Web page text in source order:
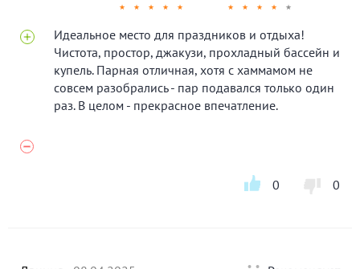
★ ★ ★ ★ ★ ★ ★ ★ ★ ★
Идеальное место для праздников и отдыха!
Чистота, простор, джакузи, прохладный бассейн и
купель. Парная отличная, хотя с хаммамом не
совсем разобрались - пар подавался только один
раз. В целом - прекрасное впечатление.
0 0